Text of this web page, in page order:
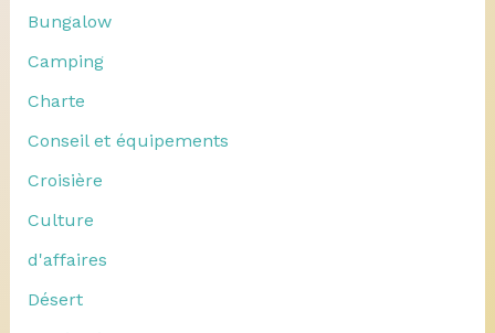
Bungalow
Camping
Charte
Conseil et équipements
Croisière
Culture
d'affaires
Désert